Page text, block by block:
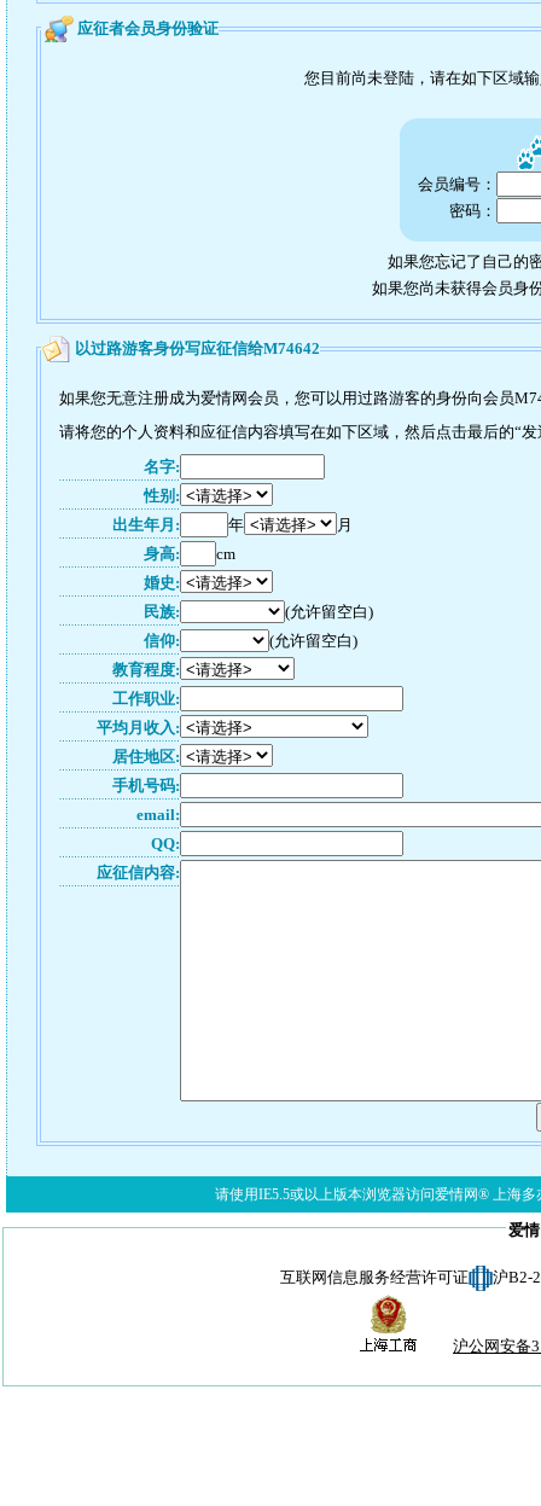
应征者会员身份验证
您目前尚未登陆，请在如下区域
会员编号：
密码：
如果您忘记了自己的
如果您尚未获得会员身
以过路游客身份写应征信给M74642
如果您无意注册成为爱情网会员，您可以用过路游客的身份向会员
请将您的个人资料和应征信内容填写在如下区域，然后点击最后的“
名字:
性别:
出生年月:
年
月
身高:
cm
婚史:
民族:
(允许留空白)
信仰:
(允许留空白)
教育程度:
工作职业:
平均月收入:
居住地区:
手机号码:
email:
QQ:
应征信内容:
请使用IE5.5或以上版本浏览器访问爱情网® 上海多
爱
互联网信息服务经营许可证 沪B2-
沪公网安备